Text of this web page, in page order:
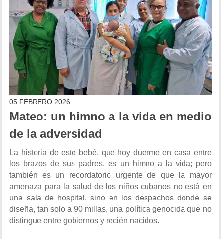
05 FEBRERO 2026
Mateo: un himno a la vida en medio
de la adversidad
La historia de este bebé, que hoy duerme en casa entre
los brazos de sus padres, es un himno a la vida; pero
también es un recordatorio urgente de que la mayor
amenaza para la salud de los niños cubanos no está en
una sala de hospital, sino en los despachos donde se
diseña, tan solo a 90 millas, una política genocida que no
distingue entre gobiernos y recién nacidos.